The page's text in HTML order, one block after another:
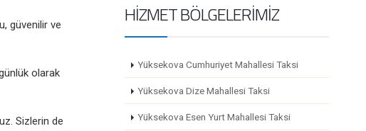
güvenilir ve
olarak
Sizlerin de
HIZMET BÖLGELERIMIZ
Yüksekova Cumhuriyet Mahallesi Taksi
Yüksekova Dize Mahallesi Taksi
Yüksekova Esen Yurt Mahallesi Taksi